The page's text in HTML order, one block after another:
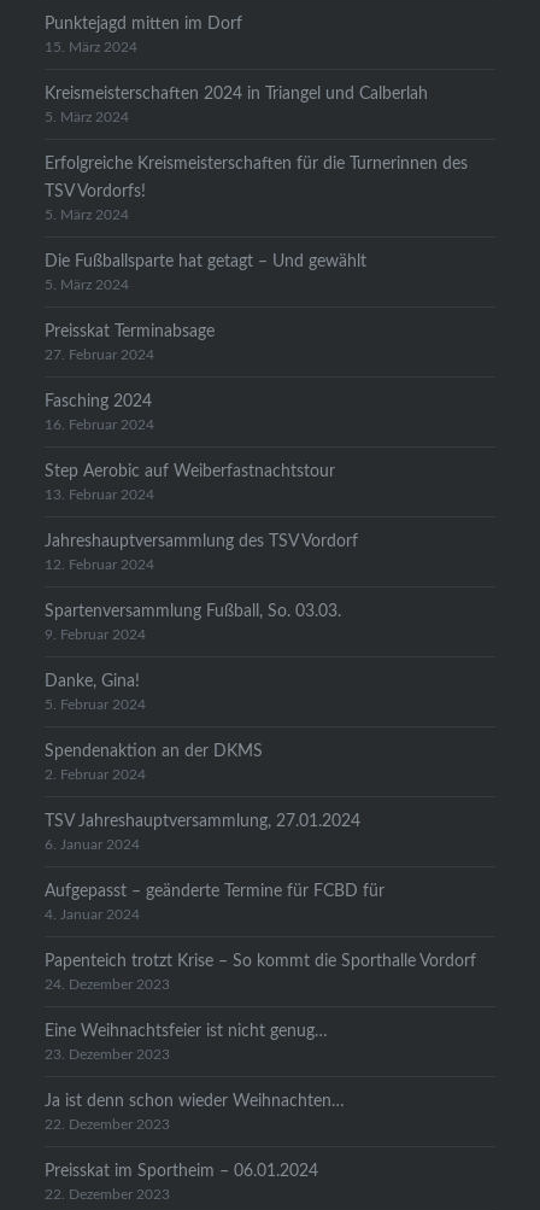
Punktejagd mitten im Dorf
15. März 2024
Kreismeisterschaften 2024 in Triangel und Calberlah
5. März 2024
Erfolgreiche Kreismeisterschaften für die Turnerinnen des
TSV Vordorfs!
5. März 2024
Die Fußballsparte hat getagt – Und gewählt
5. März 2024
Preisskat Terminabsage
27. Februar 2024
Fasching 2024
16. Februar 2024
Step Aerobic auf Weiberfastnachtstour
13. Februar 2024
Jahreshauptversammlung des TSV Vordorf
12. Februar 2024
Spartenversammlung Fußball, So. 03.03.
9. Februar 2024
Danke, Gina!
5. Februar 2024
Spendenaktion an der DKMS
2. Februar 2024
TSV Jahreshauptversammlung, 27.01.2024
6. Januar 2024
Aufgepasst – geänderte Termine für FCBD für
4. Januar 2024
Papenteich trotzt Krise – So kommt die Sporthalle Vordorf
24. Dezember 2023
Eine Weihnachtsfeier ist nicht genug…
23. Dezember 2023
Ja ist denn schon wieder Weihnachten…
22. Dezember 2023
Preisskat im Sportheim – 06.01.2024
22. Dezember 2023